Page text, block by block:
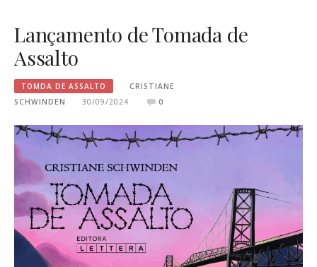
Lançamento de Tomada de
Assalto
TOMDA DE ASSALTO
CRISTIANE
SCHWINDEN
30/09/2024 0